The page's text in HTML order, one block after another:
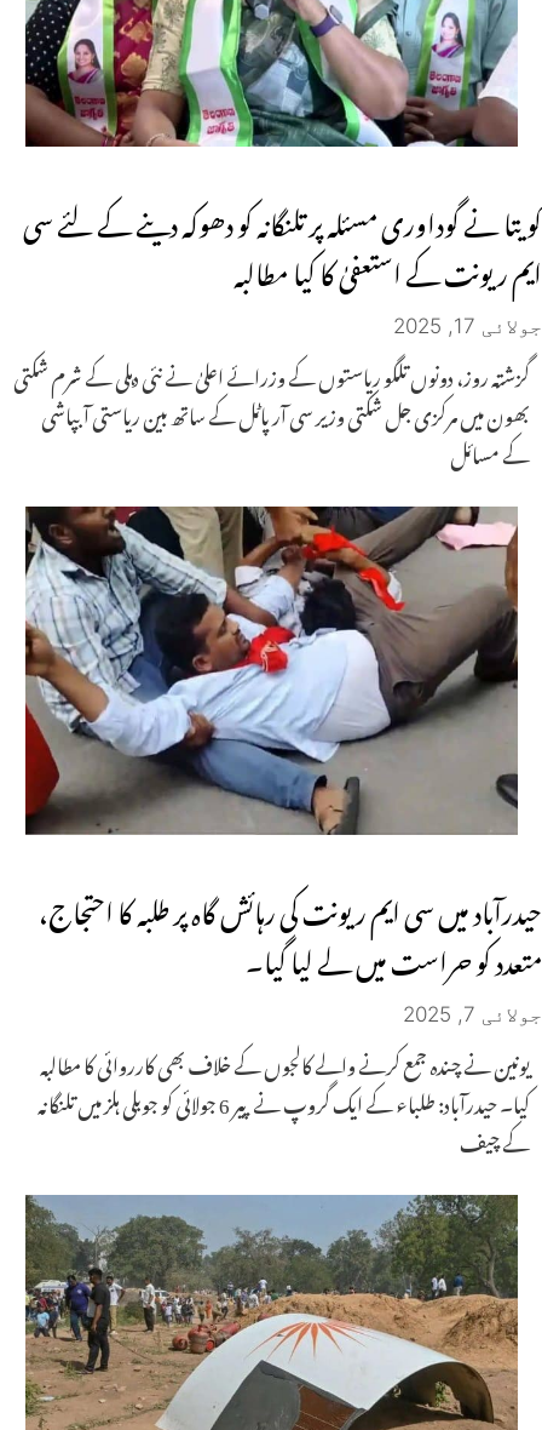
کویتا نے گوداوری مسئلہ پر تلنگانہ کو دھوکہ دینے کے لئے سی
ایم ریونت کے استعفیٰ کا کیا مطالبہ
جولائی 17, 2025
گزشتہ روز، دونوں تلگو ریاستوں کے وزرائے اعلیٰ نے نئی دہلی کے شرم شکتی
بھون میں مرکزی جل شکتی وزیر سی آر پاٹل کے ساتھ بین ریاستی آبپاشی
کے مسائل
حیدرآباد میں سی ایم ریونت کی رہائش گاہ پر طلبہ کا احتجاج،
متعدد کو حراست میں لے لیا گیا۔
جولائی 7, 2025
یونین نے چندہ جمع کرنے والے کالجوں کے خلاف بھی کارروائی کا مطالبہ
کیا۔ حیدرآباد: طلباء کے ایک گروپ نے پیر 6 جولائی کو جوبلی ہلز میں تلنگانہ
کے چیف